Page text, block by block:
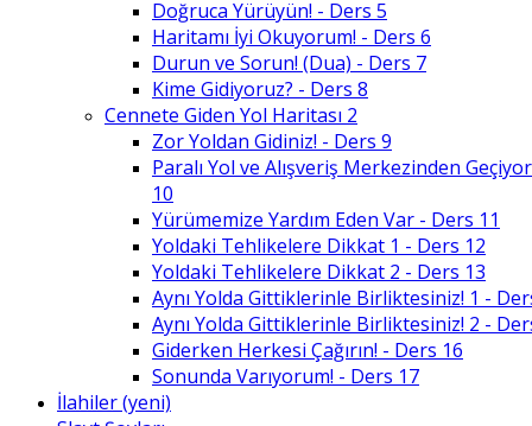
Doğruca Yürüyün! - Ders 5
Haritamı İyi Okuyorum! - Ders 6
Durun ve Sorun! (Dua) - Ders 7
Kime Gidiyoruz? - Ders 8
Cennete Giden Yol Haritası 2
Zor Yoldan Gidiniz! - Ders 9
Paralı Yol ve Alışveriş Merkezinden
10
Yürümemize Yardım Eden Var - Ders 11
Yoldaki Tehlikelere Dikkat 1 - Ders 12
Yoldaki Tehlikelere Dikkat 2 - Ders 13
Aynı Yolda Gittiklerinle Birliktesiniz! 1 -
Aynı Yolda Gittiklerinle Birliktesiniz! 2 -
Giderken Herkesi Çağırın! - Ders 16
Sonunda Varıyorum! - Ders 17
İlahiler (yeni)